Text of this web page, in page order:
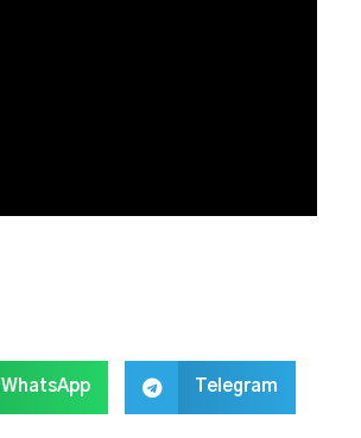
WhatsApp Telegram